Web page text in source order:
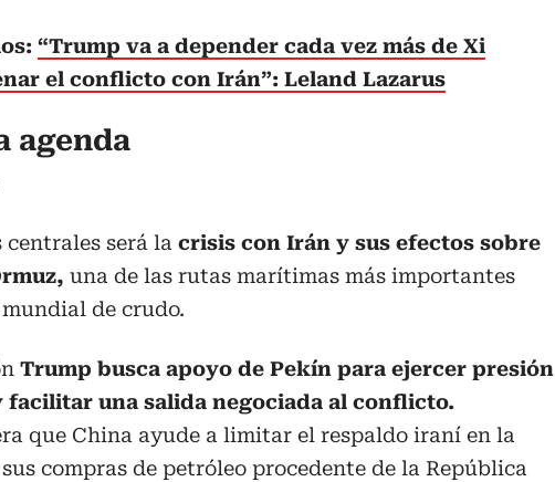
“Trump va a depender cada vez más de Xi
el conflicto con Irán”: Leland Lazarus
agenda
centrales será la crisis con Irán y sus efectos sobre
una de las rutas marítimas más importantes
de crudo.
Trump busca apoyo de Pekín para ejercer presión
facilitar una salida negociada al conflicto.
que China ayude a limitar el respaldo iraní en la
compras de petróleo procedente de la República